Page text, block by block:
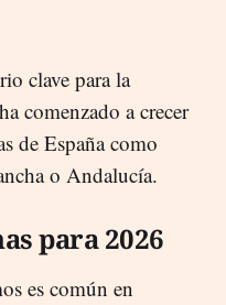
clave para la
comenzado a crecer
de España como
o Andalucía.
para 2026
es común en